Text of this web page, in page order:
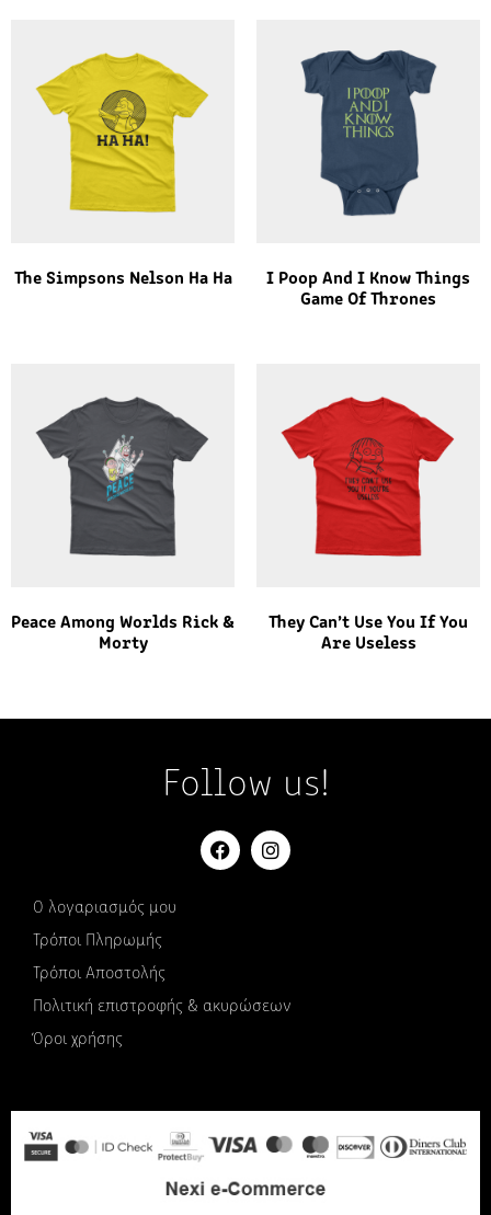
The Simpsons Nelson Ha Ha
I Poop And I Know Things
Game Of Thrones
Peace Among Worlds Rick &
Morty
They Can’t Use You If You
Are Useless
Follow us!
Ο λογαριασμός μου
Τρόποι Πληρωμής
Τρόποι Αποστολής
Πολιτική επιστροφής & ακυρώσεων
Όροι χρήσης